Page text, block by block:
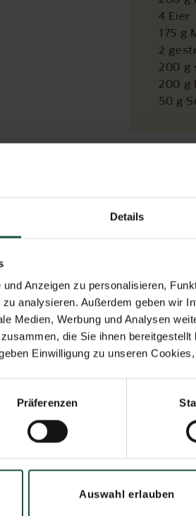
Details
Anzeigen zu personalisieren,
analysieren. Außerdem geben wir
Medien, Werbung und Analysen
die Sie ihnen
Einwilligung zu unseren
Präferenzen
Auswahl erlauben
4 Eier
175 g
2
200 g
200 g
50 g
Naturata